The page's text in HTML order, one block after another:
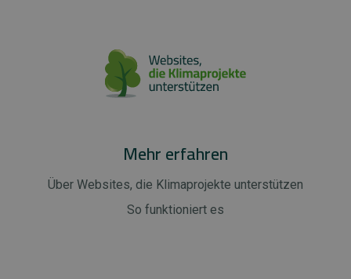
Mehr erfahren
Über Websites, die Klimaprojekte unterstützen
So funktioniert es